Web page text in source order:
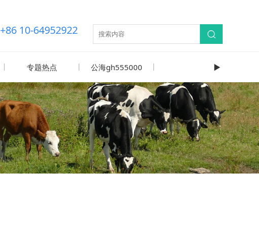
+86 10-64952922
专题热点 公海gh555000 ►